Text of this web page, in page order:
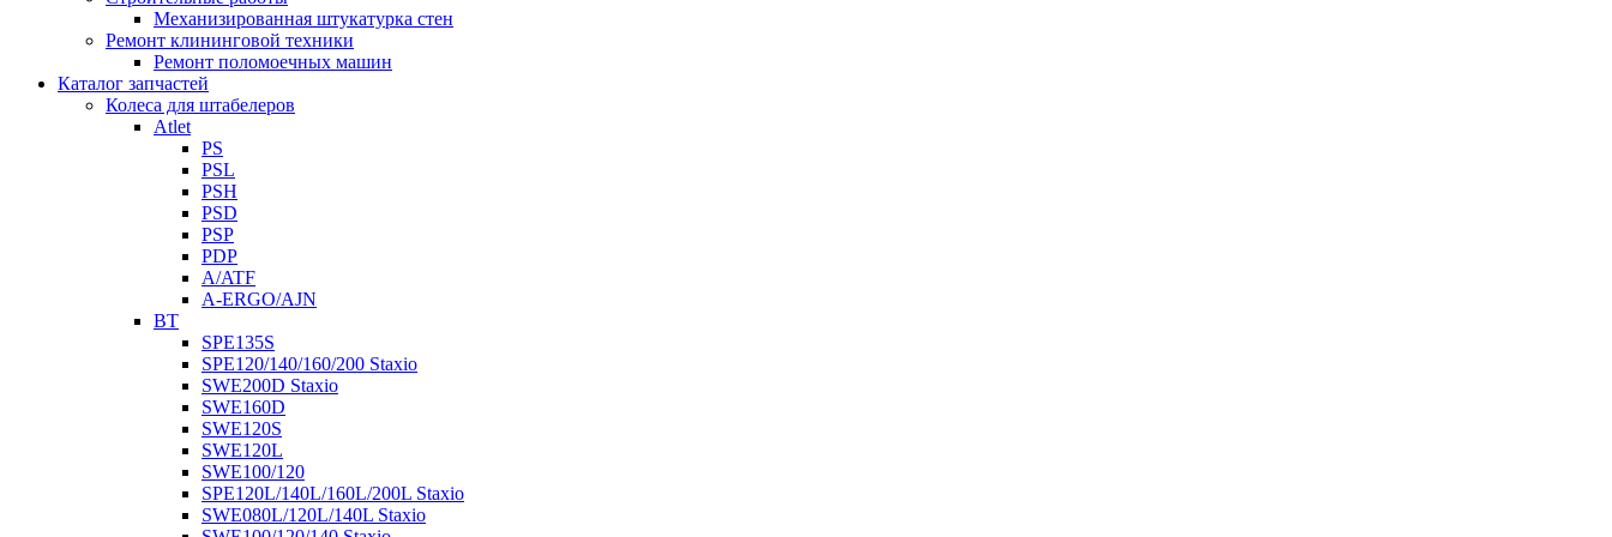
Механизированная штукатурка стен
Ремонт клининговой техники
Ремонт поломоечных машин
Каталог запчастей
Колеса для штабелеров
Atlet
PS
PSL
PSH
PSD
PSP
PDP
A/ATF
A-ERGO/AJN
BT
SPE135S
SPE120/140/160/200 Staxio
SWE200D Staxio
SWE160D
SWE120S
SWE120L
SWE100/120
SPE120L/140L/160L/200L Staxio
SWE080L/120L/140L Staxio